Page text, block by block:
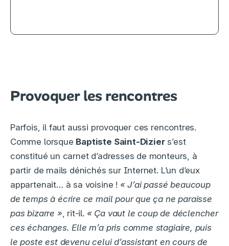
Provoquer les rencontres
Parfois, il faut aussi provoquer ces rencontres.
Comme lorsque Baptiste Saint-Diziers’est
constitué un carnet d’adresses de monteurs, à
partir de mails dénichés sur Internet. L’un d’eux
appartenait… à sa voisine ! « J’ai passé beaucoup
de temps à écrire ce mail pour que ça ne paraisse
pas bizarre », rit-il. « Ça vaut le coup de déclencher
ces échanges. Elle m’a pris comme stagiaire, puis
le poste est devenu celui d’assistant en cours de